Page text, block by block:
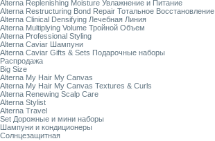
Alterna Replenishing Moisture Увлажнение и Питание
Alterna Restructuring Bond Repair Тотальное Восстановление
Alterna Clinical Densifying Лечебная Линия
Alterna Multiplying Volume Тройной Объем
Alterna Professional Styling
Alterna Caviar Шампуни
Alterna Caviar Gifts & Sets Подарочные наборы
Распродажа
Big Size
Alterna My Hair My Canvas
Alterna My Hair My Canvas Textures & Curls
Alterna Renewing Scalp Care
Alterna Stylist
Alterna Travel
Set Дорожные и мини наборы
Шампуни и кондиционеры
Солнцезащитная